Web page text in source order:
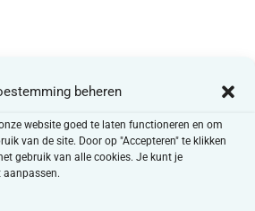
beheren
website goed te laten functioneren en om
van de site. Door op "Accepteren" te klikken
gebruik van alle cookies. Je kunt je
aanpassen.
binnen